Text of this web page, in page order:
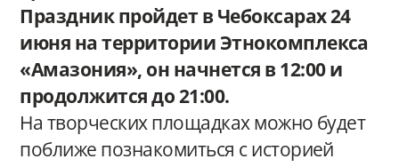
Праздник пройдет в Чебоксарах 24
июня на территории Этнокомплекса
«Амазония», он начнется в 12:00 и
продолжится до 21:00.
На творческих площадках можно будет
поближе познакомиться с историей